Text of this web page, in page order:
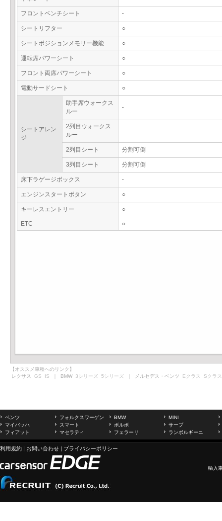
フロントベンチシート -
シートリフター ○
シートポジションメモリー機能 ○
運転席パワーシート ○
フロント両席パワーシート ○
電動サードシート ○
シートアレン
ジ
助手席ウォークス
ルー
-
2列目ウォークス
ルー
-
2列目シート 分割可倒
3列目シート 分割可倒
床下ラゲージボックス -
エンジンスタートボタン ○
キーレスエントリー ○
ETC ○
【オススメ車種へのリンク】
レクサス GS IS ｜ BMW 3シリーズ 5シリーズ ｜ メルセデス・ベンツ Eクラス Sクラス
ベンツ フォルクスワーゲン BMW
MINI
マイバッハ
スマート ボルボ
サーブ
フィアット
マセラティ フェラーリ ランボルギーニ
利用規約 | お問い合わせ | プライバシーポリシー
輸入